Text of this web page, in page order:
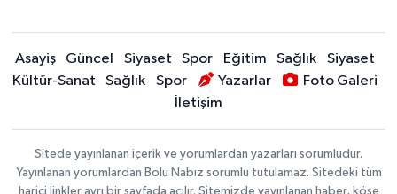
Asayiş Güncel Siyaset Spor Eğitim Sağlık
Siyaset
Kültür-Sanat
Sağlık Spor Yazarlar
Foto Galeri
İletişim
Sitede yayınlanan içerik ve yorumlardan yazarları sorumludur.
Yayınlanan yorumlardan Bolu Nabız sorumlu tutulamaz. Sitedeki tüm
harici linkler ayrı bir sayfada açılır. Sitemizde yayınlanan haber, köşe